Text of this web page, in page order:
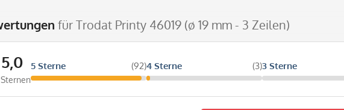
für Trodat Printy 46019 (ø 19 mm - 3 Zeilen)
5 Sterne (92)4 Sterne (3)3 Sterne